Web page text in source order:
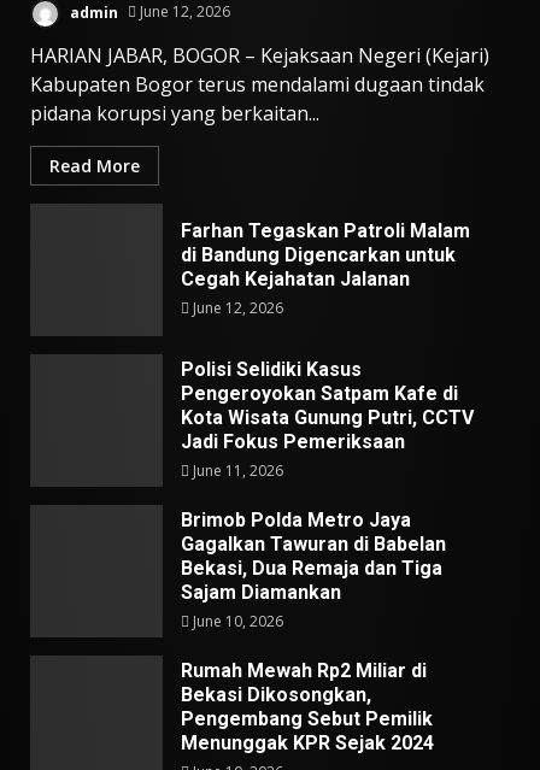
admin June 12, 2026
HARIAN JABAR, BOGOR – Kejaksaan Negeri (Kejari)
Kabupaten Bogor terus mendalami dugaan tindak
pidana korupsi yang berkaitan...
Read More
Farhan Tegaskan Patroli Malam
di Bandung Digencarkan untuk
Cegah Kejahatan Jalanan
June 12, 2026
Polisi Selidiki Kasus
Pengeroyokan Satpam Kafe di
Kota Wisata Gunung Putri, CCTV
Jadi Fokus Pemeriksaan
June 11, 2026
Brimob Polda Metro Jaya
Gagalkan Tawuran di Babelan
Bekasi, Dua Remaja dan Tiga
Sajam Diamankan
June 10, 2026
Rumah Mewah Rp2 Miliar di
Bekasi Dikosongkan,
Pengembang Sebut Pemilik
Menunggak KPR Sejak 2024